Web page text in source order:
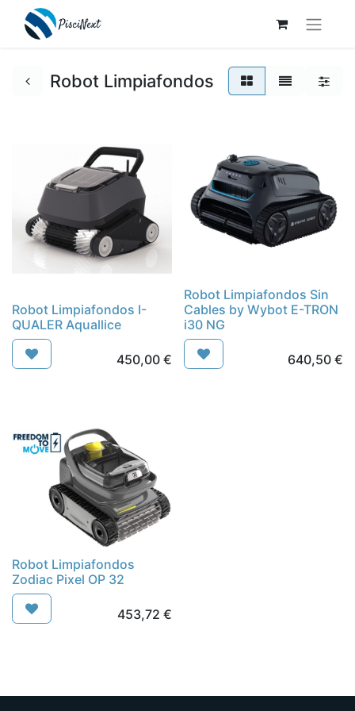
Robot Limpiafondos
Robot Limpiafondos I-
QUALER Aquallice
450,00€
Robot Limpiafondos Sin
Cables by Wybot E-TRON
i30 NG
640,50 €
Robot Limpiafondos
Zodiac Pixel OP 32
453,72 €